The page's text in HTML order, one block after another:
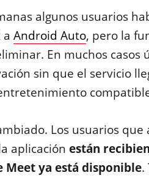
algunos usuarios
Android Auto, pero la
En muchos casos
sin que el servicio
Los usuarios
aplicación están
Meet ya está disponible.